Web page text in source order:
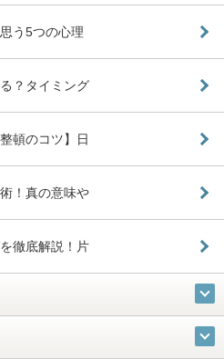
う5つの心理
？タイミング
頓のコツ】日
！真の意味や
徹底解説！片